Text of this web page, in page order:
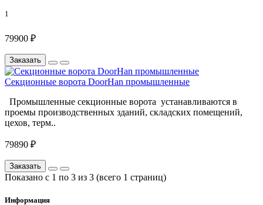
1
79900 ₽
Заказать
Секционные ворота DoorHan промышленные
Промышленные секционные ворота устанавливаются в
проемы производственных зданий, складских помещений,
цехов, терм..
79890 ₽
Заказать
Показано с 1 по 3 из 3 (всего 1 страниц)
Информация